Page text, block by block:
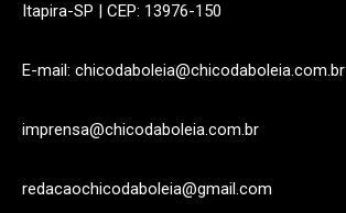
Itapira-SP | CEP: 13976-150
E-mail: chicodaboleia@chicodaboleia.com.br
imprensa@chicodaboleia.com.br
redacaochicodaboleia@gmail.com